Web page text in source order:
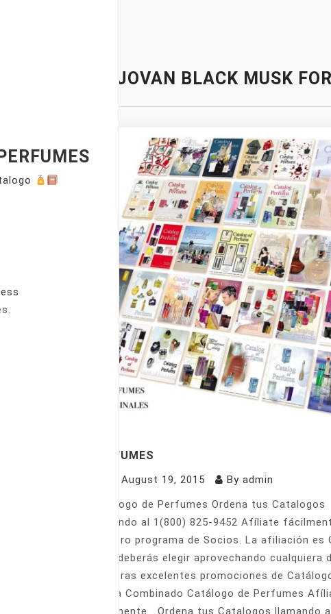
JOVAN BLACK MUSK
PERFUMES
August 19, 2015 By admin
Catálogo de Perfumes Ordena tus Catalogos
llamando al 1(800) 825-9452 Afíliate
nuestro programa de Socios. La afiliación es
Sólo deberás elegir aprovechando cualquiera
nuestras excelentes promociones de
Venta Combinado Catálogo de Perfumes
fácilmente Ordena tus Catalogos llamando